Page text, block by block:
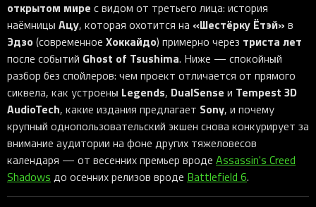
Synapse 2 Legacy
Virtual Ring Light
Razer Axon
Streamer Companion App
Cortex
открытом мире с видом от третьего лица: история
наёмницы Ацу, которая охотится на «Шестёрку Ётэй» в
Эдзо(современное Хоккайдо) примерно через триста лет
после событий Ghost of Tsushima. Ниже — спокойный
разбор без спойлеров: чем проект отличается от прямого
сиквела, как устроены Legends, DualSense и Tempest 3D
AudioTech, какие издания предлагает Sony, и почему
крупный однопользовательский экшен снова конкурирует за
внимание аудитории на фоне других тяжеловесов
календаря — от весенних премьер вроде Assassin's Creed
Shadows до осенних релизов вроде Battlefield 6.